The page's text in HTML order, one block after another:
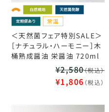
＜天然菌フェア特別SALE＞
［ナチュラル・ハーモニー］木
桶熟成醤油 栄醤油 720ml
¥2,580（税込）
¥1,806 （税込）